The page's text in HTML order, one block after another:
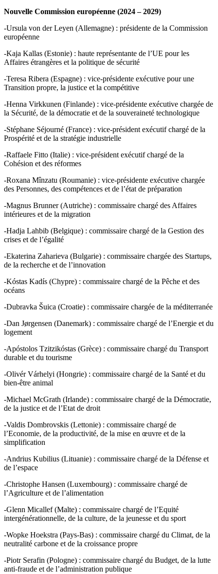
Nouvelle Commission européenne (2024 – 2029)
-Ursula von der Leyen (Allemagne) : présidente de la Commission
européenne
-Kaja Kallas (Estonie) : haute représentante de l’UE pour les
Affaires étrangères et la politique de sécurité
-Teresa Ribera (Espagne) : vice-présidente exécutive pour une
Transition propre, la justice et la compétitive
-Henna Virkkunen (Finlande) : vice-présidente exécutive chargée de
la Sécurité, de la démocratie et de la souveraineté technologique
-Stéphane Séjourné (France) : vice-président exécutif chargé de la
Prospérité et de la stratégie industrielle
-Raffaele Fitto (Italie) : vice-président exécutif chargé de la
Cohésion et des réformes
-Roxana Mînzatu (Roumanie) : vice-présidente exécutive chargée
des Personnes, des compétences et de l’état de préparation
-Magnus Brunner (Autriche) : commissaire chargé des Affaires
intérieures et de la migration
-Hadja Lahbib (Belgique) : commissaire chargé de la Gestion des
crises et de l’égalité
-Ekaterina Zaharieva (Bulgarie) : commissaire chargée des Startups,
de la recherche et de l’innovation
-Kóstas Kadís (Chypre) : commissaire chargé de la Pêche et des
océans
-Dubravka Šuica (Croatie) : commissaire chargée de la méditerranée
-Dan Jørgensen (Danemark) : commissaire chargé de l’Energie et du
logement
-Apóstolos Tzitzikóstas (Grèce) : commissaire chargé du Transport
durable et du tourisme
-Olivér Várhelyi (Hongrie) : commissaire chargé de la Santé et du
bien-être animal
-Michael McGrath (Irlande) : commissaire chargé de la Démocratie,
de la justice et de l’Etat de droit
-Valdis Dombrovskis (Lettonie) : commissaire chargé de
l’Economie, de la productivité, de la mise en œuvre et de la
simplification
-Andrius Kubilius (Lituanie) : commissaire chargé de la Défense et
de l’espace
-Christophe Hansen (Luxembourg) : commissaire chargé de
l’Agriculture et de l’alimentation
-Glenn Micallef (Malte) : commissaire chargé de l’Equité
intergénérationnelle, de la culture, de la jeunesse et du sport
-Wopke Hoekstra (Pays-Bas) : commissaire chargé du Climat, de la
neutralité carbone et de la croissance propre
-Piotr Serafin (Pologne) : commissaire chargé du Budget, de la lutte
anti-fraude et de l’administration publique